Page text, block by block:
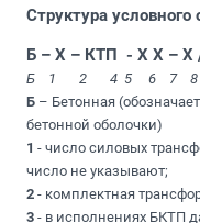
Структура
Б – Х – КТП - X X – X
Б 1 2 4 5 6 7
Б – Бетонная
бетонной оболочки)
1 - число силовых
число не указывают;
2 - комплектная
3 - в исполнениях БКТП